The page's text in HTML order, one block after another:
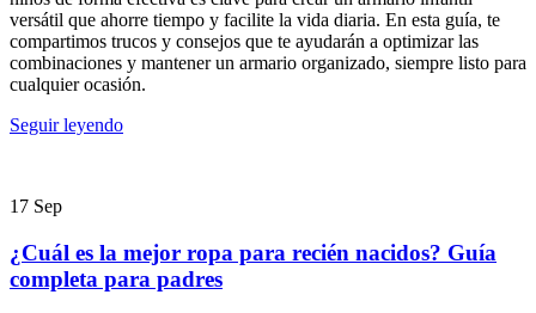
versátil que ahorre tiempo y facilite la vida diaria. En esta guía, te
compartimos trucos y consejos que te ayudarán a optimizar las
combinaciones y mantener un armario organizado, siempre listo para
cualquier ocasión.
Seguir leyendo
17 Sep
¿Cuál es la mejor ropa para recién nacidos? Guía
completa para padres